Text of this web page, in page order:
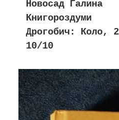
Новосад Галина
Книгороздуми
Дрогобич: Коло,
10/10